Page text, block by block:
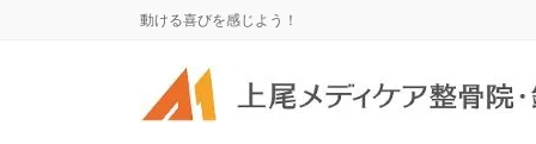
動ける喜びを感じよう！